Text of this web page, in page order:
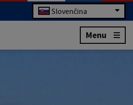
Slovenčina
Menu